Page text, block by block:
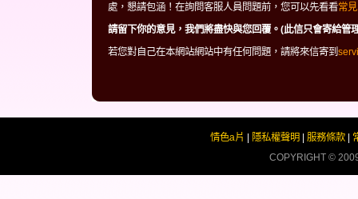
處，懇請包涵！在詢問客服人員問題前，您可以先看看常
請留下你的意見，我們將盡快與您回覆。(此信只會寄給管
若您對自己在本網站網站中有任何問題，請將來信寄到
情色a片 隱私權聲明 服務條款
COPYRIGHT ©